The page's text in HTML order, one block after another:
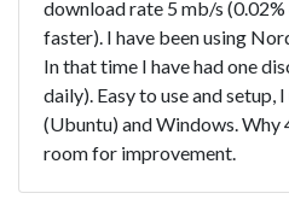
download rate 5 mb/s
faster). I have been using
In that time I have had one
daily). Easy to use and setup,
(Ubuntu) and Windows. Why
room for improvement.